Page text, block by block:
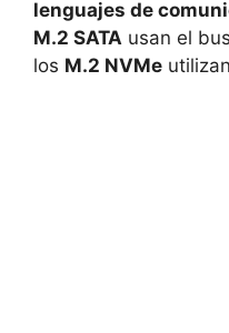
lenguajes de
M.2 SATA usan el
los M.2 NVMe